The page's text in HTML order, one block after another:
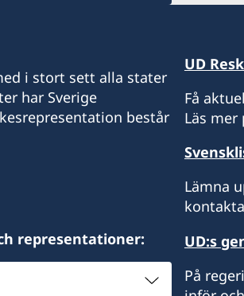
i stort sett alla stater
har Sverige
består
representationer:
UD
Få
Läs mer
Lämna
UD:s
På